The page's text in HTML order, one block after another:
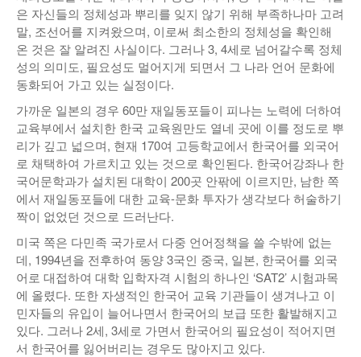
은 자신들의 정체성과 뿌리를 잊지 않기 위해 부족하나마 고려
말, 조선어를 지켜왔으며, 이로써 최소한의 정체성을 확인해
온 것은 잘 알려진 사실이다. 그러나 3, 4세로 넘어갈수록 정체
성의 의미도, 필요성도 멀어지게 되면서 그 나라 언어 문화에
동화되어 가고 있는 실정이다.
가까운 일본의 경우 60만 재일동포들이 피나는 노력에 더하여
교육부에서 설치한 한국 교육원만도 열네 곳에 이를 정도로 뿌
리가 깊고 넓으며, 현재 170여 고등학교에서 한국어를 외국어
로 채택하여 가르치고 있는 것으로 확인된다. 한국어강좌나 한
국어문학과가 설치된 대학이 200곳 안팎에 이르지만, 남한 쪽
에서 재일동포들에 대한 교육-문화 투자가 생각보다 허술하기
짝이 없었던 것으로 드러난다.
미국 쪽은 다민족 국가로서 다중 언어정책을 쓸 수밖에 없는
데, 1994년을 전후하여 동양 3국인 중국, 일본, 한국어를 외국
어로 대접하여 대학 입학자격 시험의 하나인 ‘SAT2’ 시험과목
에 올렸다. 또한 자생적인 한국어 교육 기관들이 생겨나고 이
민자들의 유입이 늘어나면서 한국어의 보급 또한 활발해지고
있다. 그러나 2세, 3세로 가면서 한국어의 필요성이 적어지면
서 한국어를 잃어버리는 경우도 많아지고 있다.